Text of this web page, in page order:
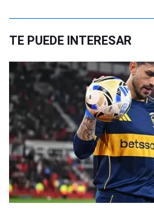
TE PUEDE INTERESAR